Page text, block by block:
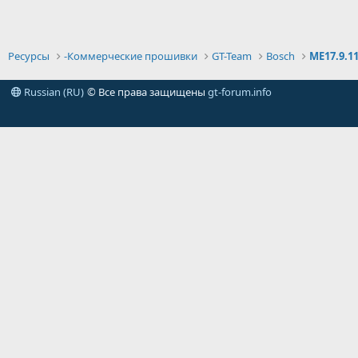
Ресурсы -Коммерческие прошивки GT-Team Bosch ME17.9.11
Russian (RU) © Все права защищены gt-forum.info